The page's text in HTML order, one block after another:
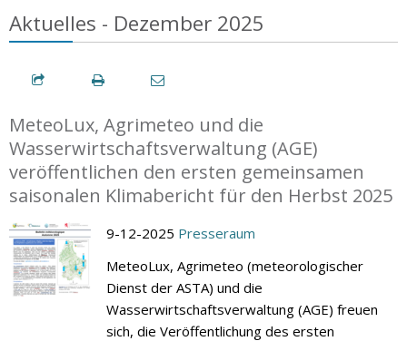
Aktuelles - Dezember 2025
MeteoLux, Agrimeteo und die
Wasserwirtschaftsverwaltung (AGE)
veröffentlichen den ersten gemeinsamen
saisonalen Klimabericht für den Herbst 2025
9-12-2025 Presseraum
MeteoLux, Agrimeteo (meteorologischer
Dienst der ASTA) und die
Wasserwirtschaftsverwaltung (AGE) freuen
sich, die Veröffentlichung des ersten